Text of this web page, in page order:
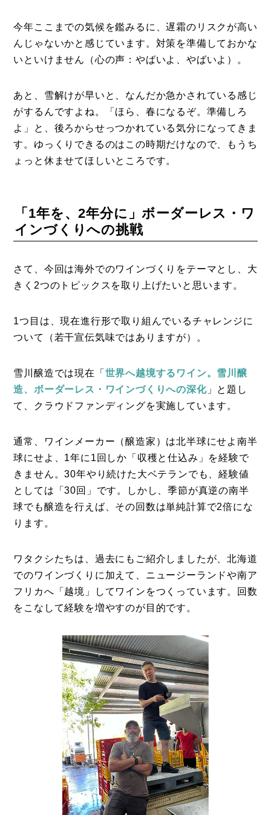
トピックス
Photos
登録
お問い合わせ
今年ここまでの気候を鑑みるに、遅霜のリスクが高い
んじゃないかと感じています。対策を準備しておかな
いといけません（心の声：やばいよ、やばいよ）。
あと、雪解けが早いと、なんだか急かされている感じ
がするんですよね。「ほら、春になるぞ。準備しろ
よ」と、後ろからせっつかれている気分になってきま
す。ゆっくりできるのはこの時期だけなので、もうち
ょっと休ませてほしいところです。
「1年を、2年分に」ボーダーレス・ワ
インづくりへの挑戦
さて、今回は海外でのワインづくりをテーマとし、大
きく2つのトピックスを取り上げたいと思います。
1つ目は、現在進行形で取り組んでいるチャレンジに
ついて（若干宣伝気味ではありますが）。
雪川醸造では現在「 世界へ越境するワイン。雪川醸
造、ボーダーレス・ワインづくりへの深化」と題し
て、クラウドファンディングを実施しています。
通常、ワインメーカー（醸造家）は北半球にせよ南半
球にせよ、1年に1回しか「収穫と仕込み」を経験で
きません。30年やり続けた大ベテランでも、経験値
としては「30回」です。しかし、季節が真逆の南半
球でも醸造を行えば、その回数は単純計算で2倍にな
ります。
ワタクシたちは、過去にもご紹介しましたが、北海道
でのワインづくりに加えて、ニュージーランドや南ア
フリカへ「越境」してワインをつくっています。回数
をこなして経験を増やすのが目的です。